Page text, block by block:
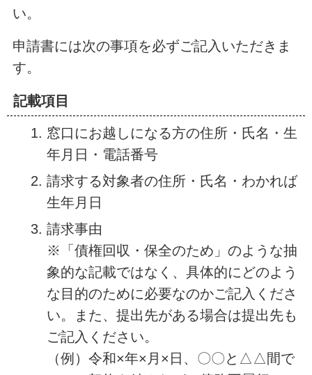
い。
申請書には次の事項を必ずご記入いただきま
す。
記載項目
窓口にお越しになる方の住所・氏名・生
年月日・電話番号
請求する対象者の住所・氏名・わかれば
生年月日
請求事由
※「債権回収・保全のため」のような抽
象的な記載ではなく、具体的にどのよう
な目的のために必要なのかご記入くださ
い。また、提出先がある場合は提出先も
ご記入ください。
（例）令和×年×月×日、〇〇と△△間で